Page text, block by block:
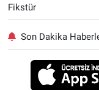
Fikstür
Son Dakika